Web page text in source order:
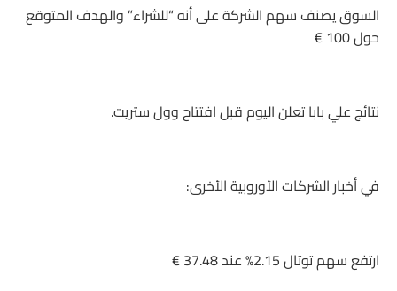
السوق يصنف سهم الشركة على أنه “للشراء” والهدف المتوقع
حول 100 €
نتائج علي بابا تعلن اليوم قبل افتتاح وول ستريت.
في أخبار الشركات الأوروبية الأخرى:
ارتفع سهم توتال 2.15% عند 37.48 €